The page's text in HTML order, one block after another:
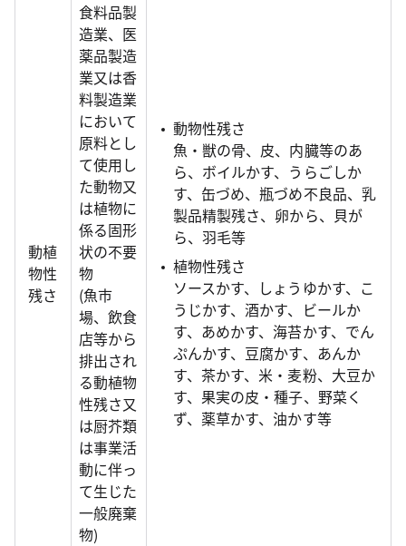
動植
物性
残さ
食料品製
造業、医
薬品製造
業又は香
料製造業
において
原料とし
て使用し
た動物又
は植物に
係る固形
状の不要
物
(魚市
場、飲食
店等から
排出され
る動植物
性残さ又
は厨芥類
は事業活
動に伴っ
て生じた
一般廃棄
物)
動物性残さ
魚・獣の骨、皮、内臓等のあ
ら、ボイルかす、うらごしか
す、缶づめ、瓶づめ不良品、乳
製品精製残さ、卵から、貝が
ら、羽毛等
植物性残さ
ソースかす、しょうゆかす、こ
うじかす、酒かす、ビールか
す、あめかす、海苔かす、でん
ぷんかす、豆腐かす、あんか
す、茶かす、米・麦粉、大豆か
す、果実の皮・種子、野菜く
ず、薬草かす、油かす等